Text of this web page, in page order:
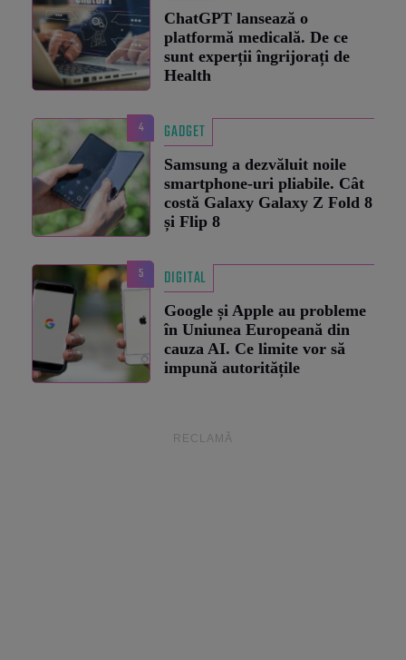
ChatGPT lansează o
platformă medicală. De ce
sunt experții îngrijorați de
Health
4 GADGET
Samsung a dezvăluit noile
smartphone-uri pliabile. Cât
costă Galaxy Galaxy Z Fold 8
și Flip 8
5 DIGITAL
Google și Apple au probleme
în Uniunea Europeană din
cauza AI. Ce limite vor să
impună autoritățile
RECLAMĂ